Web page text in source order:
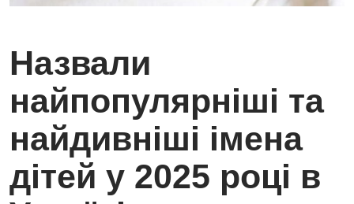
Назвали
найпопулярніші та
найдивніші імена
дітей у 2025 році в